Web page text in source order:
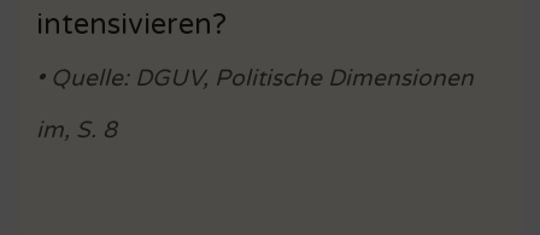
intensivieren?
• Quelle: DGUV, Politische Dimensionen
im, S. 8